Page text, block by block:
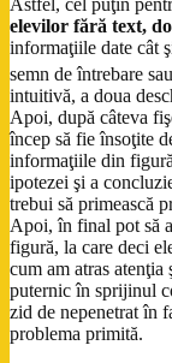
Astfel, cel puţin
elevilor fără text,
informaţiile date cât
semn de întrebare
intuitivă, a doua
Apoi, după câteva
încep să fie însoţite
informaţiile din
ipotezei şi a
trebui să primească
Apoi, în final pot să
figură, la care deci
cum am atras
puternic în sprijinul
zid de nepenetrat în
problema primită.